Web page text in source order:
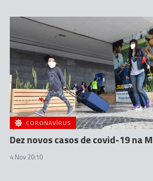
CORONAVÍRUS
Dez novos casos de covid-19 na
4 Nov 20:10